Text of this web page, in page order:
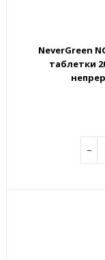
NeverGreen
таблетки
−